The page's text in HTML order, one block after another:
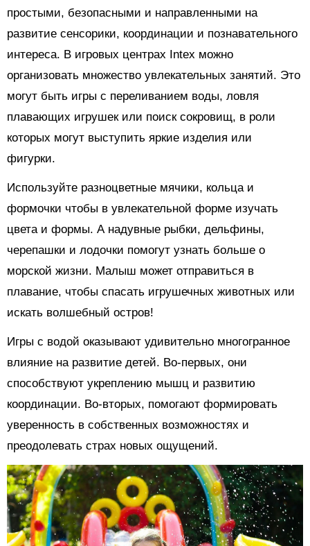
простыми, безопасными и направленными на
развитие сенсорики, координации и познавательного
интереса. В игровых центрах Intex можно
организовать множество увлекательных занятий. Это
могут быть игры с переливанием воды, ловля
плавающих игрушек или поиск сокровищ, в роли
которых могут выступить яркие изделия или
фигурки.
Используйте разноцветные мячики, кольца и
формочки чтобы в увлекательной форме изучать
цвета и формы. А надувные рыбки, дельфины,
черепашки и лодочки помогут узнать больше о
морской жизни. Малыш может отправиться в
плавание, чтобы спасать игрушечных животных или
искать волшебный остров!
Игры с водой оказывают удивительно многогранное
влияние на развитие детей. Во-первых, они
способствуют укреплению мышц и развитию
координации. Во-вторых, помогают формировать
уверенность в собственных возможностях и
преодолевать страх новых ощущений.